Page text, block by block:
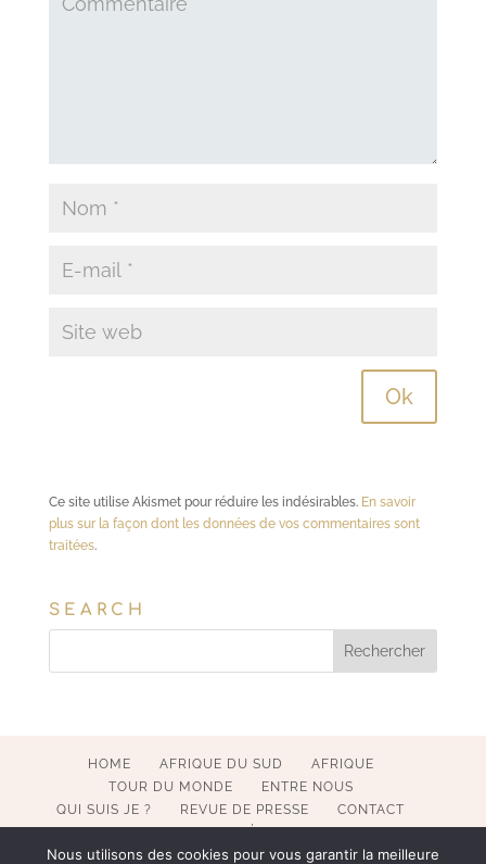
Ce site utilise Akismet pour réduire les indésirables. En savoir
plus sur la façon dont les données de vos commentaires sont
traitées.
SEARCH
HOME AFRIQUE DU SUD
AFRIQUE
TOUR DU MONDE
ENTRE NOUS
QUI SUIS JE ?
REVUE DE PRESSE
CONTACT
Nous utilisons des cookies pour vous garantir la meilleure